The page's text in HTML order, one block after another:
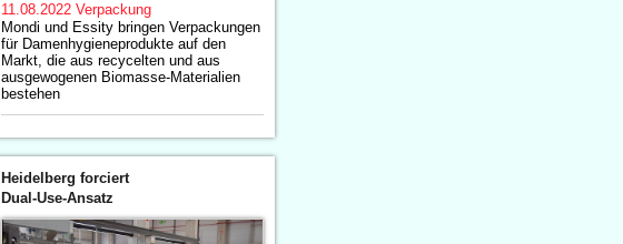
11.08.2022 Verpackung
Mondi und Essity bringen Verpackungen
für Damenhygieneprodukte auf den
Markt, die aus recycelten und aus
ausgewogenen Biomasse-Materialien
bestehen
Heidelberg forciert
Dual-Use-Ansatz